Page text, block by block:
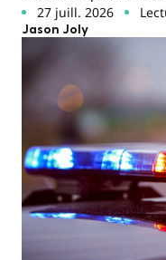
27 juill. 2026
Jason Joly